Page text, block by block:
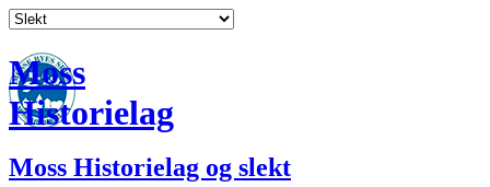
Moss
Historielag
Moss Historielag og slekt